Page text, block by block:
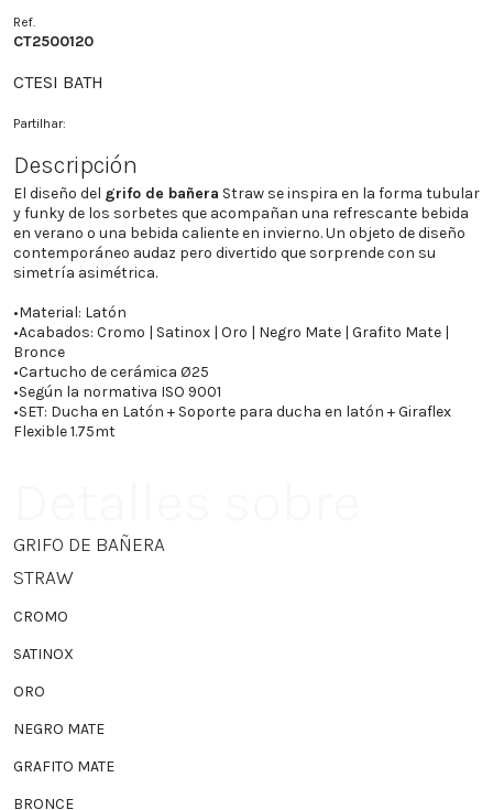
Ref.
CT2500120
CTESI BATH
Partilhar:
Descripción
El diseño del grifo de bañera Straw se inspira en la forma tubular
y funky de los sorbetes que acompañan una refrescante bebida
en verano o una bebida caliente en invierno. Un objeto de diseño
contemporáneo audaz pero divertido que sorprende con su
simetría asimétrica.
•Material: Latón
•Acabados: Cromo | Satinox | Oro | Negro Mate | Grafito Mate |
Bronce
•Cartucho de cerámica Ø25
•Según la normativa ISO 9001
•SET: Ducha en Latón + Soporte para ducha en latón + Giraflex
Flexible 1.75mt
GRIFO DE BAÑERA
STRAW
CROMO
SATINOX
ORO
NEGRO MATE
GRAFITO MATE
BRONCE